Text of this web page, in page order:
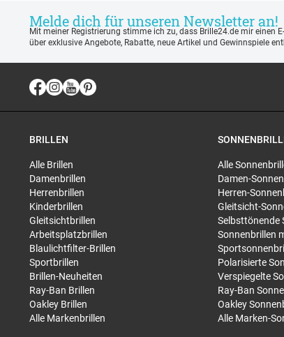
Melde dich für unseren Newsletter an!
Mit meiner Registrierung stimme ich zu, dass Brille24.de mir einen
über exklusive Angebote, Rabatte, neue Artikel und Gewinnspiele
BRILLEN
Alle Brillen
Damenbrillen
Herrenbrillen
Kinderbrillen
Gleitsichtbrillen
Arbeitsplatzbrillen
Blaulichtfilter-Brillen
Sportbrillen
Brillen-Neuheiten
Ray-Ban Brillen
Oakley Brillen
Alle Markenbrillen
Alle
Damen-
Herren-
Gleitsicht-
Selbsttönende
Sonnenbrillen
Polarisierte
Verspiegelte
Ray-Ban
Oakley
Alle Marken-